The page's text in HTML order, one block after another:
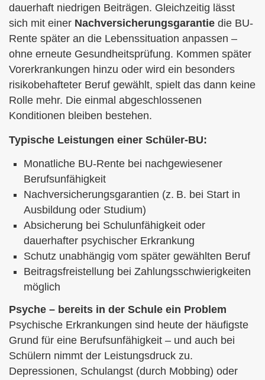
dauerhaft niedrigen Beiträgen. Gleichzeitig lässt
sich mit einer Nachversicherungsgarantie die BU-
Rente später an die Lebenssituation anpassen –
ohne erneute Gesundheitsprüfung. Kommen später
Vorerkrankungen hinzu oder wird ein besonders
risikobehafteter Beruf gewählt, spielt das dann keine
Rolle mehr. Die einmal abgeschlossenen
Konditionen bleiben bestehen.
Typische Leistungen einer Schüler-BU:
Monatliche BU-Rente bei nachgewiesener
Berufs­unfähig­keit
Nachversicherungsgarantien (z. B. bei Start in
Ausbildung oder Studium)
Absicherung bei Schulunfähigkeit oder
dauerhafter psychischer Erkrankung
Schutz unabhängig vom später gewählten Beruf
Beitragsfreistellung bei Zahlungsschwierigkeiten
möglich
Psyche – bereits in der Schule ein Problem
Psychische Erkrankungen sind heute der häufigste
Grund für eine Berufs­unfähig­keit – und auch bei
Schülern nimmt der Leistungsdruck zu.
Depressionen, Schulangst (durch Mobbing) oder